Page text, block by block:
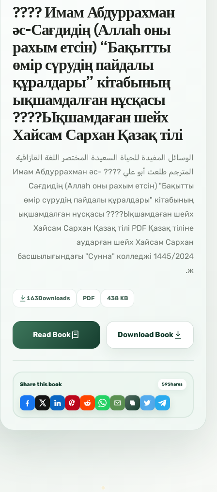
???? Имам Абдуррахман
әс-Сағдидің (Аллаһ оны
рахым етсін) “Бақытты
өмір сүрудің пайдалы
құралдары” кітабының
ықшамдалған нұсқасы
????Ықшамдаған шейх
Хайсам Сархан Қазақ тілі
الوسائل المفيدة للحياة السعيدة المختصر اللغة القازاقية
المترجم طلعت أبو علي ???? Имам Абдуррахман әс-
Сағдидің (Аллаһ оны рахым етсін) "Бақытты
өмір сүрудің пайдалы құралдары" кітабының
ықшамдалған нұсқасы ????Ықшамдаған шейх
Хайсам Сархан Қазақ тілі PDF Қазақ тіліне
аударған шейх Хайсам Сархан
басшылығындағы "Сунна" колледжі 1445/2024
ж.
163Downloads PDF 438 KB
Read Book Download Book
Share this book 59Shares